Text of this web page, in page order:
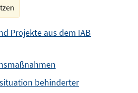
Projekte aus dem IAB
behinderter